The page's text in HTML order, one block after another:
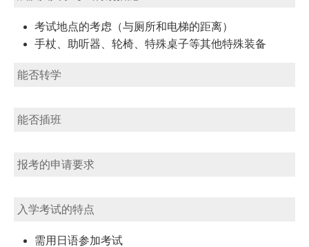
考试地点的考虑（与厕所和电梯的距离）
手杖、助听器、轮椅、特殊桌子等其他特殊装备
能否转学
能否插班
报考的申请要求
入学考试的特点
需用日语参加考试